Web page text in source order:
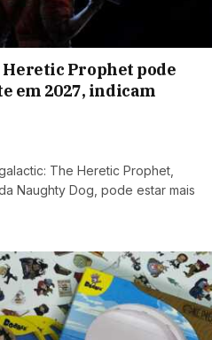
Prophet pode
em 2027, indicam
The Heretic Prophet,
Naughty Dog, pode estar mais